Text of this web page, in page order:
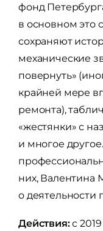
фонд
в основном это
сохраняют
механические
повернуть»
крайней мере
ремонта),
«жестянки» с
и многое
них, Валентина
о деятельности
Действия:с